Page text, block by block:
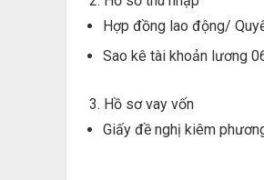
Hợp đồng lao động/
Sao kê tài khoản lương
3. Hồ sơ vay vốn
Giấy đề nghị kiêm